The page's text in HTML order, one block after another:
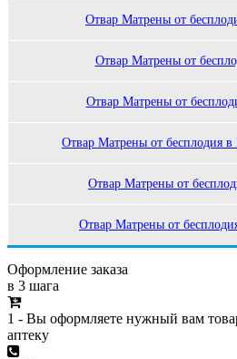
Отвар Матрены от
Отвар Матрены от
Отвар Матрены от
Отвар Матрены от бесплодия
Отвар Матрены от
Отвар Матрены от
Оформление заказа
в 3 шага
1 - Вы оформляете нужный вам
аптеку